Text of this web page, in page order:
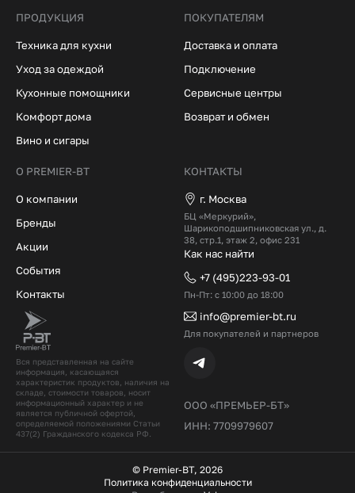
Вся представленная на сайте
информация, касающаяся
характеристик продуктов, наличия на
складе, стоимости товаров, носит
информационный характер и не
является публичной офертой,
определяемой положениями Статьи
437(2) Гражданского кодекcа РФ.
ООО «ПРЕМЬЕР-БТ»
ИНН: 7709979607
ПРОДУКЦИЯ
Техника для кухни
Уход за одеждой
Кухонные помощники
Комфорт дома
Вино и сигары
ПОКУПАТЕЛЯМ
Доставка и оплата
Подключение
Сервисные центры
Возврат и обмен
О PREMIER-BT
О компании
Бренды
Акции
События
Контакты
КОНТАКТЫ
г. Москва
БЦ «Меркурий»,
Шарикоподшипниковская ул., д.
38, стр.1, этаж 2, офис 231
Как нас найти
+7 (495)223-93-01
Пн-Пт: с 10:00 до 18:00
info@premier-bt.ru
Для покупателей и партнеров
© Premier-BT, 2026
Политика конфиденциальности